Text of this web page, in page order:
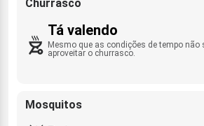
Churrasco
Tá valendo
Mesmo que as condições de tempo não
aproveitar o churrasco.
Mosquitos